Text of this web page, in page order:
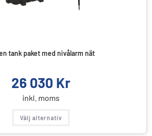
tank paket med nivålarm nät
26 030 Kr
inkl. moms
Välj alternativ